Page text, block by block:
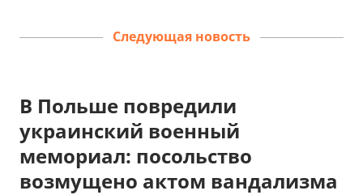
Следующая новость
В Польше повредили
украинский военный
мемориал: посольство
возмущено актом вандализма